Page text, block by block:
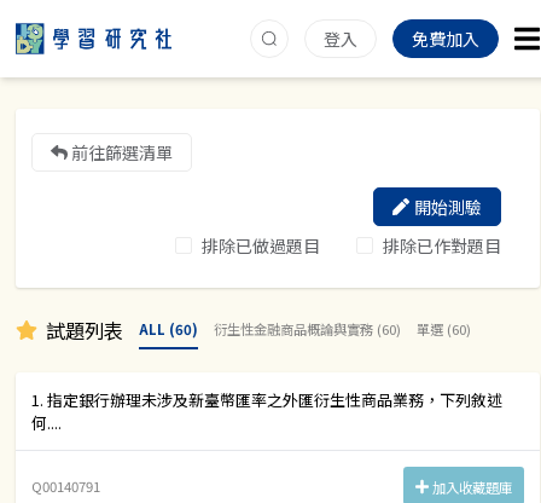
登入 免費加入
前往篩選清單
排除已做過題目 排除已作對題目
開始測驗
試題列表 ALL (60) 衍生性金融商品概論與實務 (60) 單選 (60)
1. 指定銀行辦理未涉及新臺幣匯率之外匯衍生性商品業務，下列敘述
何....
Q00140791 加入收藏題庫